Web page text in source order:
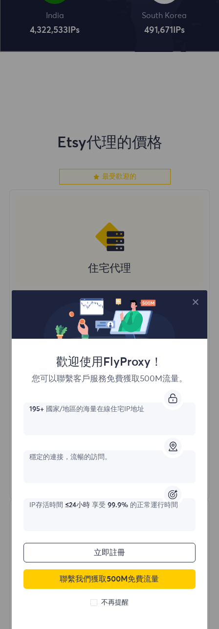
India
4,322,534 IPs
South Korea
491,672 IPs
Etsy代理的價格
最受歡迎的
住宅代理
價格始於
$?/GB
立即購買
訪問不同地區的內容
HTTP(S)/SOCKS5
不限流量住宅代理
歡迎使用FlyProxy！
您可以聯繫客戶服務免費獲取500M流量。
195+國家/地區的海量在線住宅IP地址
穩定的連接，流暢的訪問。
IP存活時間 ≤24小時享受 99.9%的正常運行時間
立即註冊
聯繫我們獲取500M免費流量
不再提醒